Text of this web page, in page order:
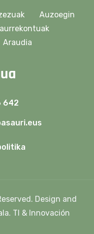
Auzoegin
Araudia
642
Design and
TI & Innovación